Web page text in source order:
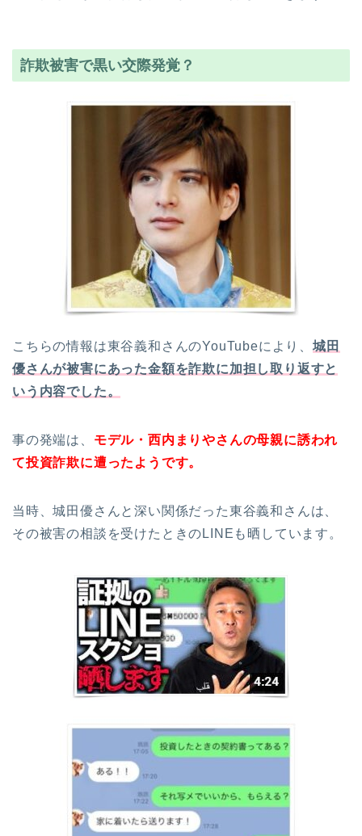
詐欺被害で黒い交際発覚？
こちらの情報は東谷義和さんのYouTubeにより、 城田
優さんが被害にあった金額を詐欺に加担し取り返すと
いう内容でした。
事の発端は、 モデル・西内まりやさんの母親に誘われ
て投資詐欺に遭ったようです。
当時、城田優さんと深い関係だった東谷義和さんは、
その被害の相談を受けたときのLINEも晒しています。